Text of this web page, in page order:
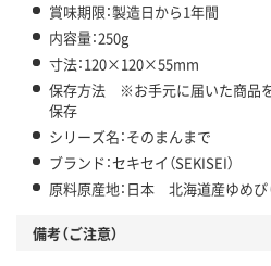
賞味期限：製造日から1年間
内容量：250g
寸法：120×120×55mm
保存方法 ※お手元に届いた商品を
保存
シリーズ名：そのまんまで
ブランド：セキセイ（SEKISEI）
原料原産地：日本 北海道産ゆめ
備考（ご注意）